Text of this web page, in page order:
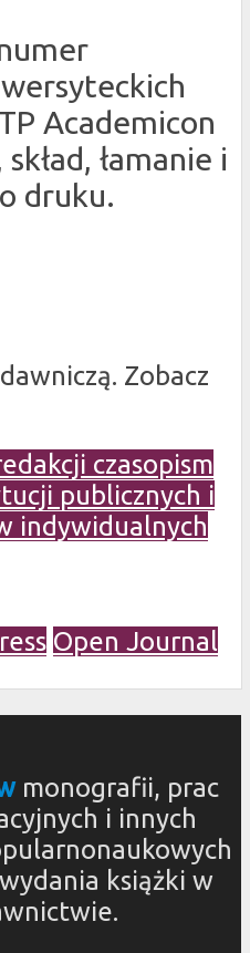
Academicon
łamanie i
druku.
Zobacz
czasopism
publicznych i
indywidualnych
Open Journal
monografii, prac
i innych
książki w